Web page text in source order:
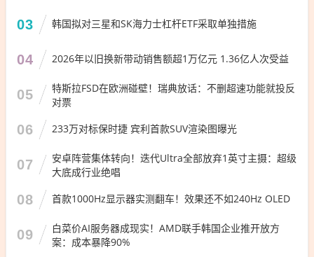
03 韩国拟对三星和SK海力士杠杆ETF采取单独措施
04 2026年以旧换新带动销售额超1万亿元 1.36亿人次受益
05
特斯拉FSD在欧洲碰壁！瑞典放话：不删超速功能就投反
对票
06 233万对标保时捷 宾利首款SUV渲染图曝光
07
安卓阵营集体转向！迭代Ultra全部放弃1英寸主摄：超级
大底成行业绝唱
08 首款1000Hz显示器实测翻车！效果还不如240Hz OLED
09
白菜价AI服务器成现实！AMD联手韩国企业推开放方
案：成本暴降90%